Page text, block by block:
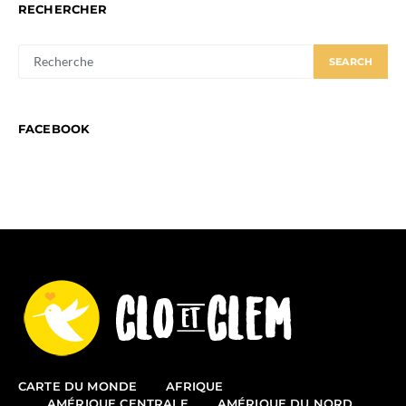
RECHERCHER
FOR:
SEARCH
FACEBOOK
CARTE DU MONDE
AFRIQUE